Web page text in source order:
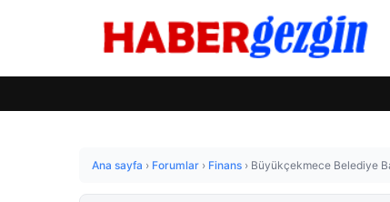
Ana sayfa › Forumlar › Finans › Büyükçekmece Belediye